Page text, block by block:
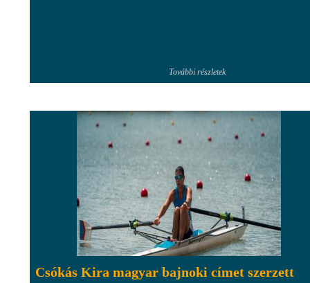
További részletek
Csókás Kira magyar bajnoki címet szerzett